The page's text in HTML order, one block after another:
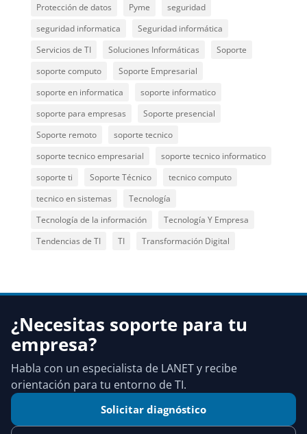
Protección de datos
Pyme
seguridad
seguridad informatica
Seguridad informática
Servicios de TI
Soluciones Informáticas
Soporte
soporte computo
Soporte Empresarial
soporte en informatica
soporte informatico
soporte para empresas
Soporte presencial
Soporte remoto
soporte tecnico
soporte tecnico empresarial
soporte tecnico informatico
soporte ti
Soporte Técnico
tecnico computo
tecnico en sistemas
Tecnología
Tecnología de la información
Tecnología Y Empresa
Tendencias de TI
TI Transformación Digital
¿Necesitas soporte para tu
empresa?
Habla con un especialista de LANET y recibe
orientación para tu entorno de TI.
Solicitar diagnóstico